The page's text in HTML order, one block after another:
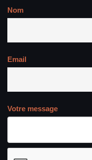
Nom
Email
Votre message